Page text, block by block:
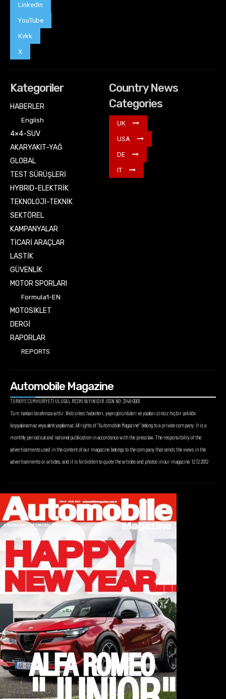
Linkedin
YouTube
Kvkk
X
Kategoriler
HABERLER
English
4×4-SUV
AKARYAKIT-YAĞ
GLOBAL
TEST SÜRÜŞLERİ
HYBRID-ELEKTRİK
TEKNOLOJİ-TEKNİK
SEKTÖREL
KAMPANYALAR
TİCARİ ARAÇLAR
LASTİK
GÜVENLİK
MOTOR SPORLARI
Formula1-EN
MOTOSİKLET
DERGİ
RAPORLAR
REPORTS
Country News
Categories
UK
USA
DE
IT
Automobile Magazine
TÜRKİYE CUMHURİYETİ ULUSAL RESMİ YAYINIDIR. ISSN NO: 2148-0001
Tüm hakları tarafımıza aittir. Web sitesi haberleri, yayın görüntüleri ve yazıları izinsiz hiçbir şekilde
kopyalanamaz veya alıntı yapılamaz. All rights of “Automobile Magazine” belong to a private company. It is a
monthly periodical and national publication in accordance with the press law. The responsibility of the
advertisements used in the content of our magazine belongs to the company that sends the views in the
advertisements or articles, and it is forbidden to quote the articles and photos in our magazine. 12.12.2012